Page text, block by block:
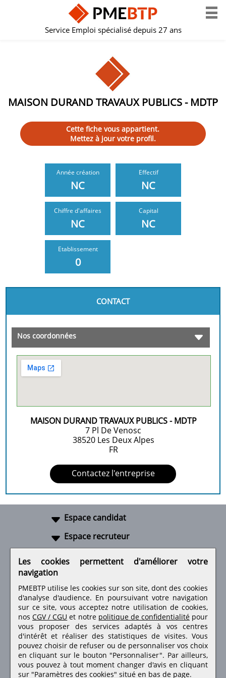
Service Emploi spécialisé depuis 27 ans
MAISON DURAND TRAVAUX PUBLICS - MDTP
Cette fiche vous appartient.
Mettez à jour votre profil.
Année création
NC
Effectif
NC
Chiffre d'affaires
NC
Capital
NC
Etablissement
0
CONTACT
Nos coordonnées
MAISON DURAND TRAVAUX PUBLICS - MDTP
7 Pl De Venosc
38520 Les Deux Alpes
FR
Contactez l'entreprise
Espace candidat
Espace recruteur
Retrouvez-nous sur les réseaux sociaux
Les cookies permettent d'améliorer votre
navigation
PMEBTP utilise les cookies sur son site, dont des cookies
d'analyse d'audience. En poursuivant votre navigation
sur ce site, vous acceptez notre utilisation de cookies,
nos CGV / CGU et notre politique de confidentialité pour
vous proposer des services adaptés à vos centres
d'intérêt et réaliser des statistiques de visites.Vous
pouvez choisir de refuser ou de personnaliser vos choix
en cliquant sur le bouton "Personnaliser". Par ailleurs,
vous pouvez à tout moment changer d'avis en cliquant
sur "Paramètres des cookies" situé en bas de page.